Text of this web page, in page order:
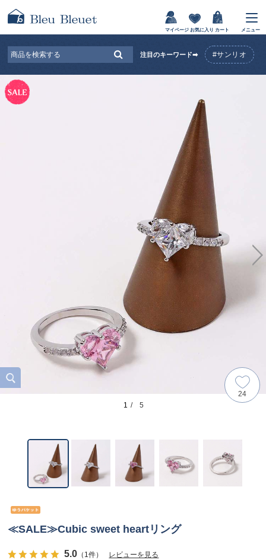
マイページ お気に入り カート メニュー
注目のキーワード➡ #サンリオ
1 / 5
24
≪SALE≫Cubic sweet heartリング
5.0 （1件） レビューを見る